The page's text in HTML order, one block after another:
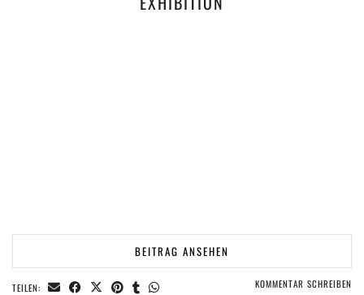
BEITRAG ANSEHEN
TEILEN: KOMMENTAR SCHREIBEN